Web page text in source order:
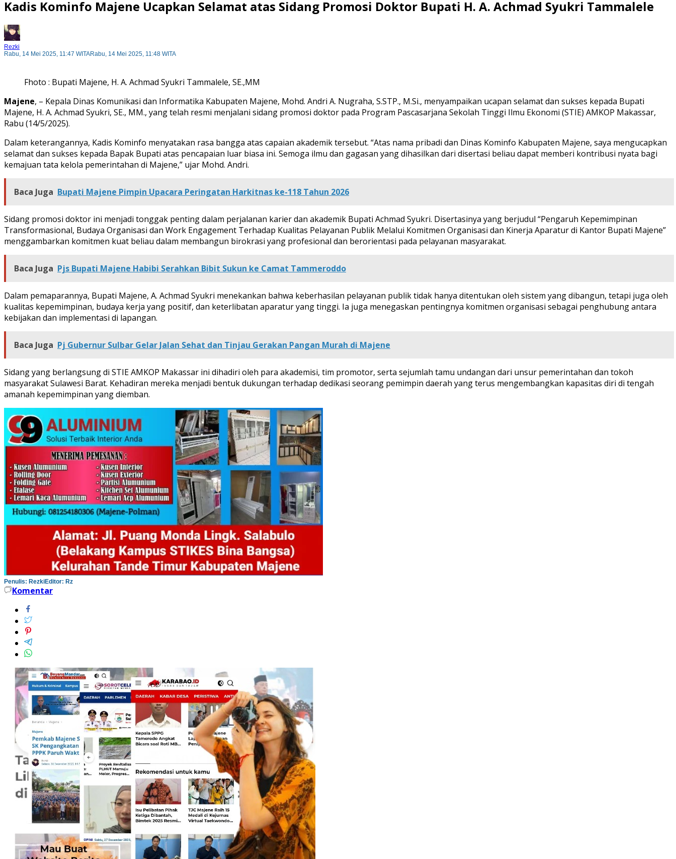
Kadis Kominfo Majene Ucapkan Selamat atas Sidang Promosi Doktor Bupati H. A. Achmad Syukri Tammalele
Rezki
Rabu, 14 Mei 2025, 11:47 WITARabu, 14 Mei 2025, 11:48 WITA
Fhoto : Bupati Majene, H. A. Achmad Syukri Tammalele, SE.,MM
Majene, – Kepala Dinas Komunikasi dan Informatika Kabupaten Majene, Mohd. Andri A. Nugraha, S.STP., M.Si., menyampaikan ucapan selamat dan sukses kepada Bupati
Majene, H. A. Achmad Syukri, SE., MM., yang telah resmi menjalani sidang promosi doktor pada Program Pascasarjana Sekolah Tinggi Ilmu Ekonomi (STIE) AMKOP Makassar,
Rabu (14/5/2025).
Dalam keterangannya, Kadis Kominfo menyatakan rasa bangga atas capaian akademik tersebut. “Atas nama pribadi dan Dinas Kominfo Kabupaten Majene, saya mengucapkan
selamat dan sukses kepada Bapak Bupati atas pencapaian luar biasa ini. Semoga ilmu dan gagasan yang dihasilkan dari disertasi beliau dapat memberi kontribusi nyata bagi
kemajuan tata kelola pemerintahan di Majene,” ujar Mohd. Andri.
Baca Juga Bupati Majene Pimpin Upacara Peringatan Harkitnas ke-118 Tahun 2026
Sidang promosi doktor ini menjadi tonggak penting dalam perjalanan karier dan akademik Bupati Achmad Syukri. Disertasinya yang berjudul “Pengaruh Kepemimpinan
Transformasional, Budaya Organisasi dan Work Engagement Terhadap Kualitas Pelayanan Publik Melalui Komitmen Organisasi dan Kinerja Aparatur di Kantor Bupati Majene”
menggambarkan komitmen kuat beliau dalam membangun birokrasi yang profesional dan berorientasi pada pelayanan masyarakat.
Baca Juga Pjs Bupati Majene Habibi Serahkan Bibit Sukun ke Camat Tammeroddo
Dalam pemaparannya, Bupati Majene, A. Achmad Syukri menekankan bahwa keberhasilan pelayanan publik tidak hanya ditentukan oleh sistem yang dibangun, tetapi juga oleh
kualitas kepemimpinan, budaya kerja yang positif, dan keterlibatan aparatur yang tinggi. Ia juga menegaskan pentingnya komitmen organisasi sebagai penghubung antara
kebijakan dan implementasi di lapangan.
Baca Juga Pj Gubernur Sulbar Gelar Jalan Sehat dan Tinjau Gerakan Pangan Murah di Majene
Sidang yang berlangsung di STIE AMKOP Makassar ini dihadiri oleh para akademisi, tim promotor, serta sejumlah tamu undangan dari unsur pemerintahan dan tokoh
masyarakat Sulawesi Barat. Kehadiran mereka menjadi bentuk dukungan terhadap dedikasi seorang pemimpin daerah yang terus mengembangkan kapasitas diri di tengah
amanah kepemimpinan yang diemban.
Penulis: RezkiEditor: Rz
Komentar